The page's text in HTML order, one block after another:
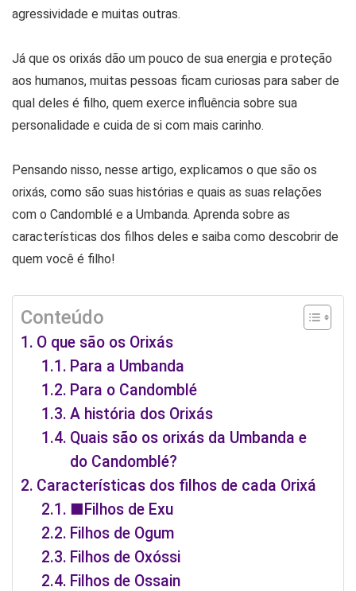
agressividade e muitas outras.
Já que os orixás dão um pouco de sua energia e proteção
aos humanos, muitas pessoas ficam curiosas para saber de
qual deles é filho, quem exerce influência sobre sua
personalidade e cuida de si com mais carinho.
Pensando nisso, nesse artigo, explicamos o que são os
orixás, como são suas histórias e quais as suas relações
com o Candomblé e a Umbanda. Aprenda sobre as
características dos filhos deles e saiba como descobrir de
quem você é filho!
Conteúdo
O que são os Orixás
Para a Umbanda
Para o Candomblé
A história dos Orixás
Quais são os orixás da Umbanda e
do Candomblé?
Características dos filhos de cada Orixá
■Filhos de Exu
Filhos de Ogum
Filhos de Oxóssi
Filhos de Ossain